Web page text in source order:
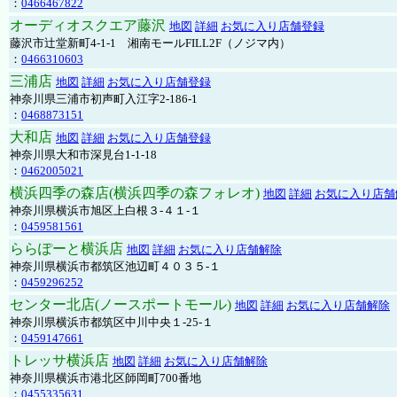
： 0466467822
オーディオスクエア藤沢 地図 詳細 お気に入り店舗登録
藤沢市辻堂新町4-1-1 湘南モールFILL2F（ノジマ内）
： 0466310603
三浦店 地図 詳細 お気に入り店舗登録
神奈川県三浦市初声町入江字2-186-1
： 0468873151
大和店 地図 詳細 お気に入り店舗登録
神奈川県大和市深見台1-1-18
： 0462005021
横浜四季の森店(横浜四季の森フォレオ) 地図 詳細 お気に入り店
神奈川県横浜市旭区上白根３-４１-１
： 0459581561
ららぽーと横浜店 地図 詳細 お気に入り店舗解除
神奈川県横浜市都筑区池辺町４０３５-１
： 0459296252
センター北店(ノースポートモール) 地図 詳細 お気に入り店舗解除
神奈川県横浜市都筑区中川中央１-25-１
： 0459147661
トレッサ横浜店 地図 詳細 お気に入り店舗解除
神奈川県横浜市港北区師岡町700番地
： 0455335631